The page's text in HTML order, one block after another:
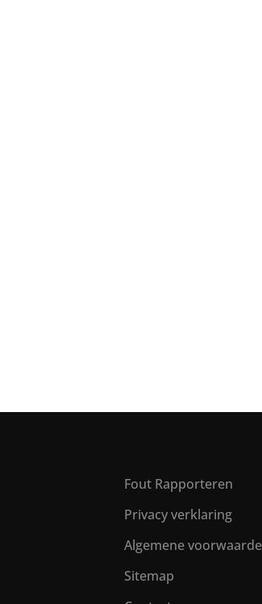
Fout Rapporteren
Privacy verklaring
Algemene
Sitemap